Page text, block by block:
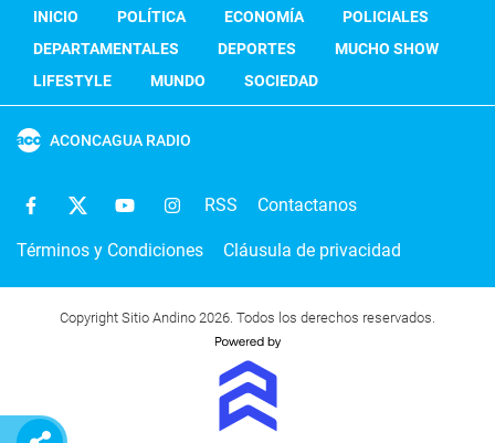
INICIO POLÍTICA ECONOMÍA
POLICIALES
DEPARTAMENTALES
DEPORTES
MUCHO SHOW
LIFESTYLE
MUNDO SOCIEDAD
ACONCAGUA RADIO
RSS Contactanos
Términos y Condiciones Cláusula de privacidad
Copyright Sitio Andino 2026. Todos los derechos reservados.